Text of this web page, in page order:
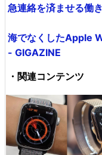
急連絡を済ませる働
海でなくしたApple
- GIGAZINE
・関連コンテンツ